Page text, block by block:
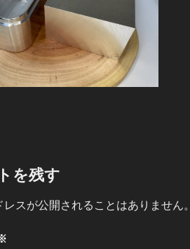
を残す
レスが公開されることはありません。